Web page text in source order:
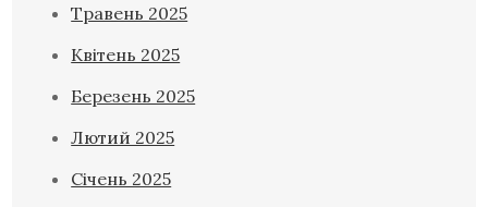
Травень 2025
Квітень 2025
Березень 2025
Лютий 2025
Січень 2025